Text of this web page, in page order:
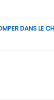
DANS LE